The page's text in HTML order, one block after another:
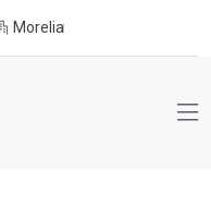
Morelia